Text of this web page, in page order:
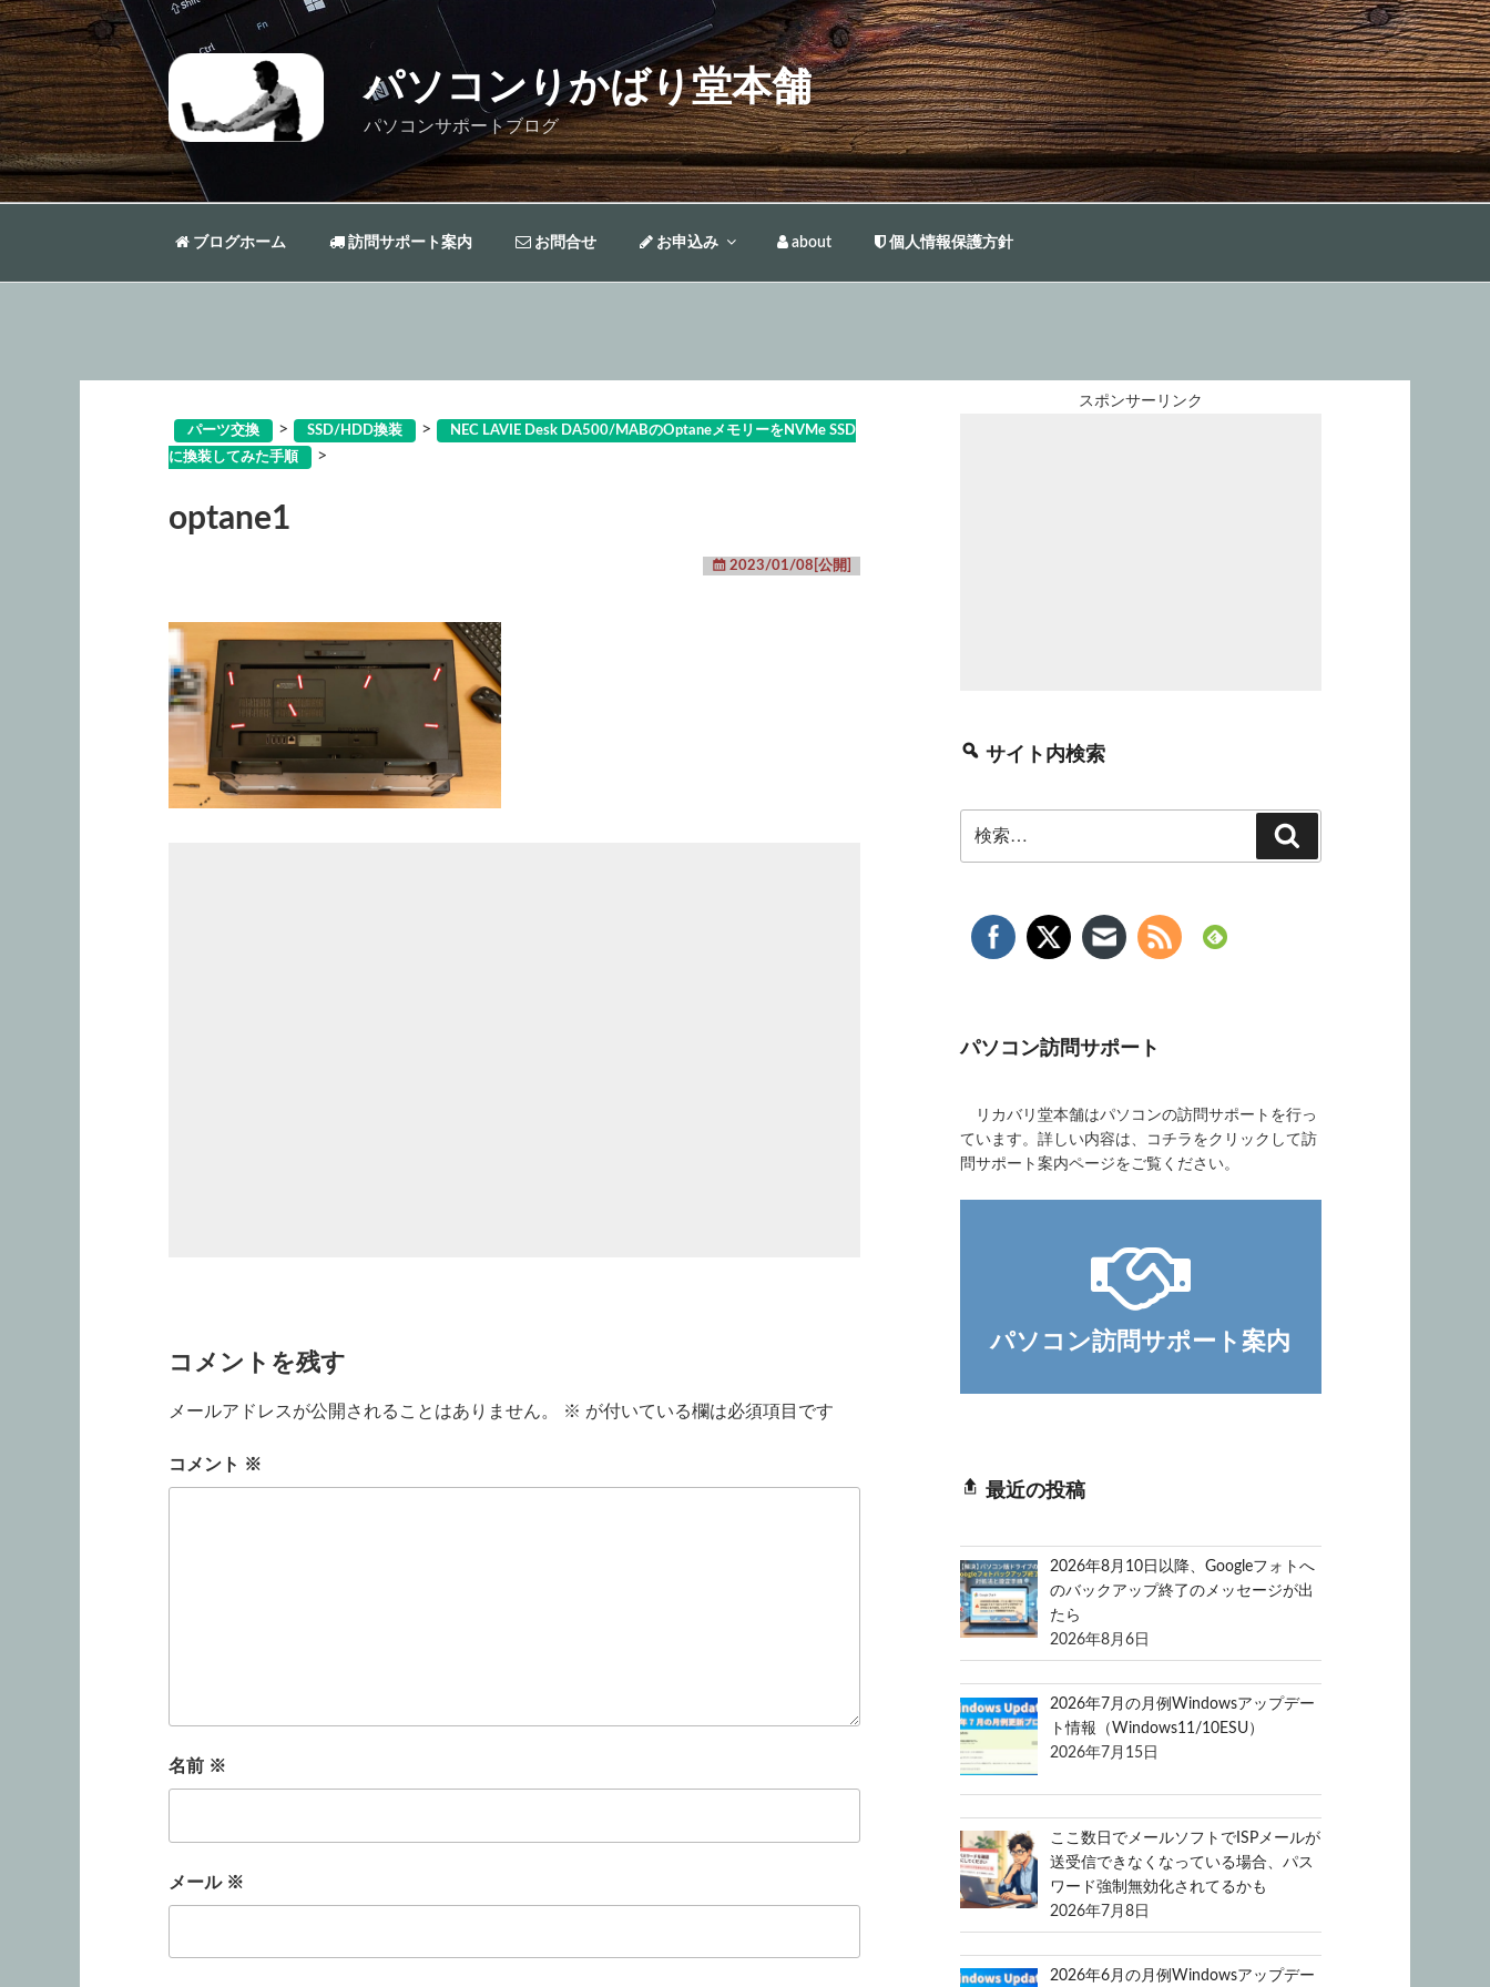
コ
ン
テ
ン
ツ
へ
ス
キ
パソコンりかばり堂本舗
パソコンサポートブログ
ブログホーム 訪問サポート案内 お問合せ お申込み about 個人情報保護方針
パーツ交換 > SSD/HDD換装 >
NEC LAVIE Desk DA500/MABのOptaneメモリーをNVMe SSD
に換装してみた手順
>
optane1
2023/01/08[公開]
コメントを残す
メールアドレスが公開されることはありません。 ※ が付いている欄は必須項目です
コメント ※
名前 ※
メール ※
スポンサーリンク
サイト内検索
索:
索
パソコン訪問サポート
リカバリ堂本舗はパソコンの訪問サポートを行っ
ています。詳しい内容は、コチラをクリックして訪
問サポート案内ページをご覧ください。
パソコン訪問サポート案内
最近の投稿
2026年8月10日以降、Googleフォトへ
のバックアップ終了のメッセージが出
たら
2026年8月6日
2026年7月の月例Windowsアップデー
ト情報（Windows11/10ESU）
2026年7月15日
ここ数日でメールソフトでISPメールが
送受信できなくなっている場合、パス
ワード強制無効化されてるかも
2026年7月8日
2026年6月の月例Windowsアップデー